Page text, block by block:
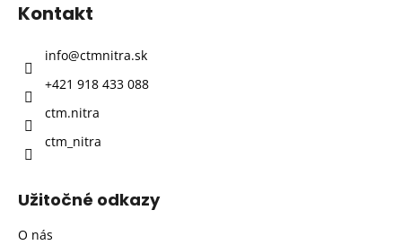
Kontakt
info@ctmnitra.sk
+421 918 433 088
ctm.nitra
ctm_nitra
Užitočné odkazy
O nás